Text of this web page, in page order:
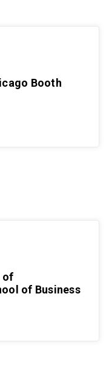
Booth
of
of Business